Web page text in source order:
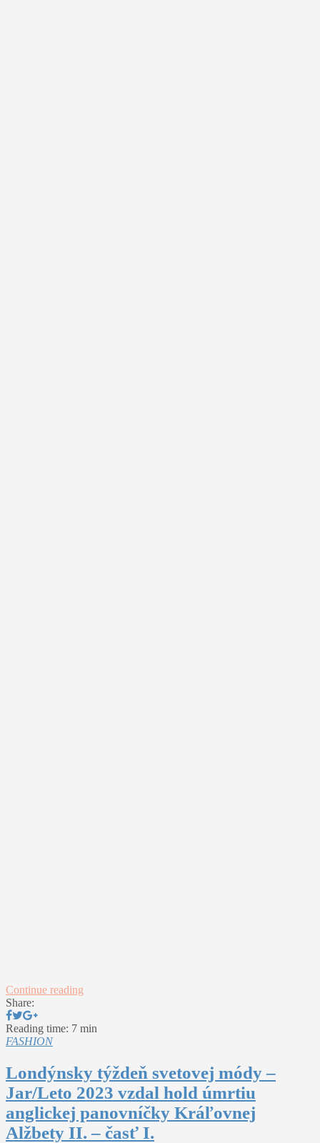
Continue reading
Share:
Reading time: 7 min
FASHION
Londýnsky týždeň svetovej módy –
Jar/Leto 2023 vzdal hold úmrtiu
anglickej panovníčky Kráľovnej
Alžbety II. – časť I.